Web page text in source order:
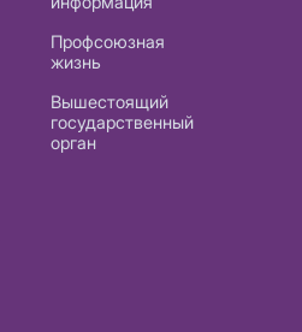
Профсоюзная
жизнь
Вышестоящий
государственный
орган